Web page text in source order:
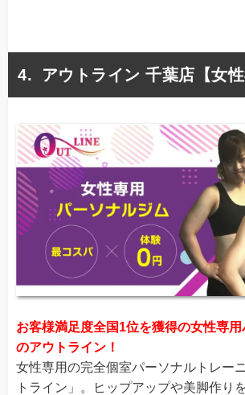
アウトライン 千葉店【女性
お客様満足度全国1位を獲得の女性専
のアウトライン！
女性専用の完全個室パーソナルトレー
トライン」。ヒップアップや美脚作り